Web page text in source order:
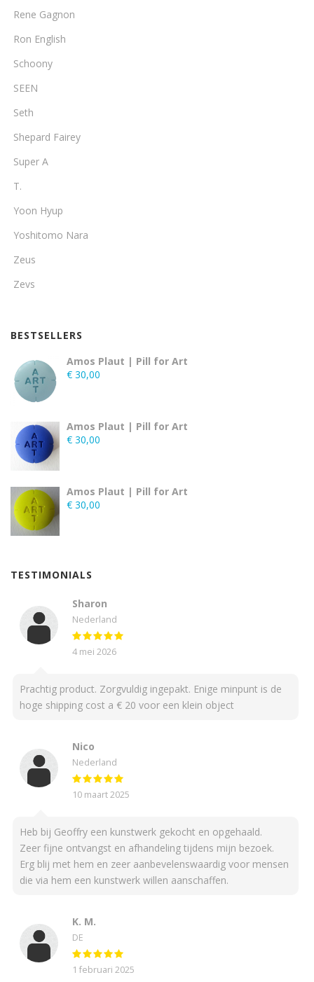
Rene Gagnon
Ron English
Schoony
SEEN
Seth
Shepard Fairey
Super A
T.
Yoon Hyup
Yoshitomo Nara
Zeus
Zevs
BESTSELLERS
Amos Plaut | Pill for Art
€ 30,00
Amos Plaut | Pill for Art
€ 30,00
Amos Plaut | Pill for Art
€ 30,00
TESTIMONIALS
Sharon
Nederland
4 mei 2026
Prachtig product. Zorgvuldig ingepakt. Enige minpunt is de
hoge shipping cost a € 20 voor een klein object
Nico
Nederland
10 maart 2025
Heb bij Geoffry een kunstwerk gekocht en opgehaald.
Zeer fijne ontvangst en afhandeling tijdens mijn bezoek.
Erg blij met hem en zeer aanbevelenswaardig voor mensen
die via hem een kunstwerk willen aanschaffen.
K. M.
DE
1 februari 2025